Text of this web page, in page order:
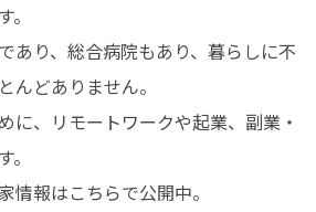
あり、総合病院もあり、暮らしに不
んどありません。
に、リモートワークや起業、副業・